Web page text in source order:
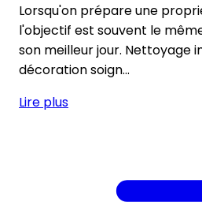
Lorsqu'on prépare une
l'objectif est souvent le
son meilleur jour. Nettoyage
décoration soign...
Lire plus